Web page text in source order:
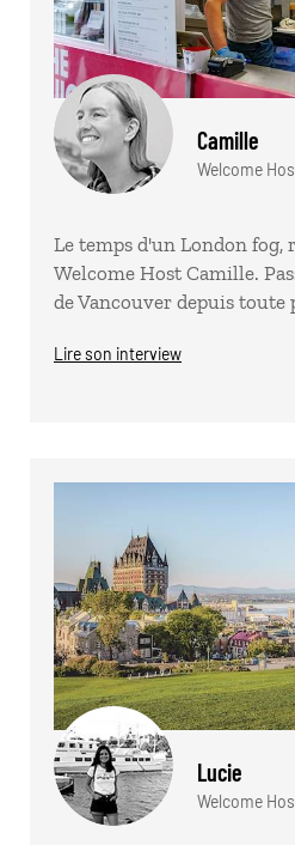
Camille
Welcome
Le temps d'un London fog,
Welcome Host Camille.
de Vancouver depuis toute
Lire son interview
Lucie
Welcome